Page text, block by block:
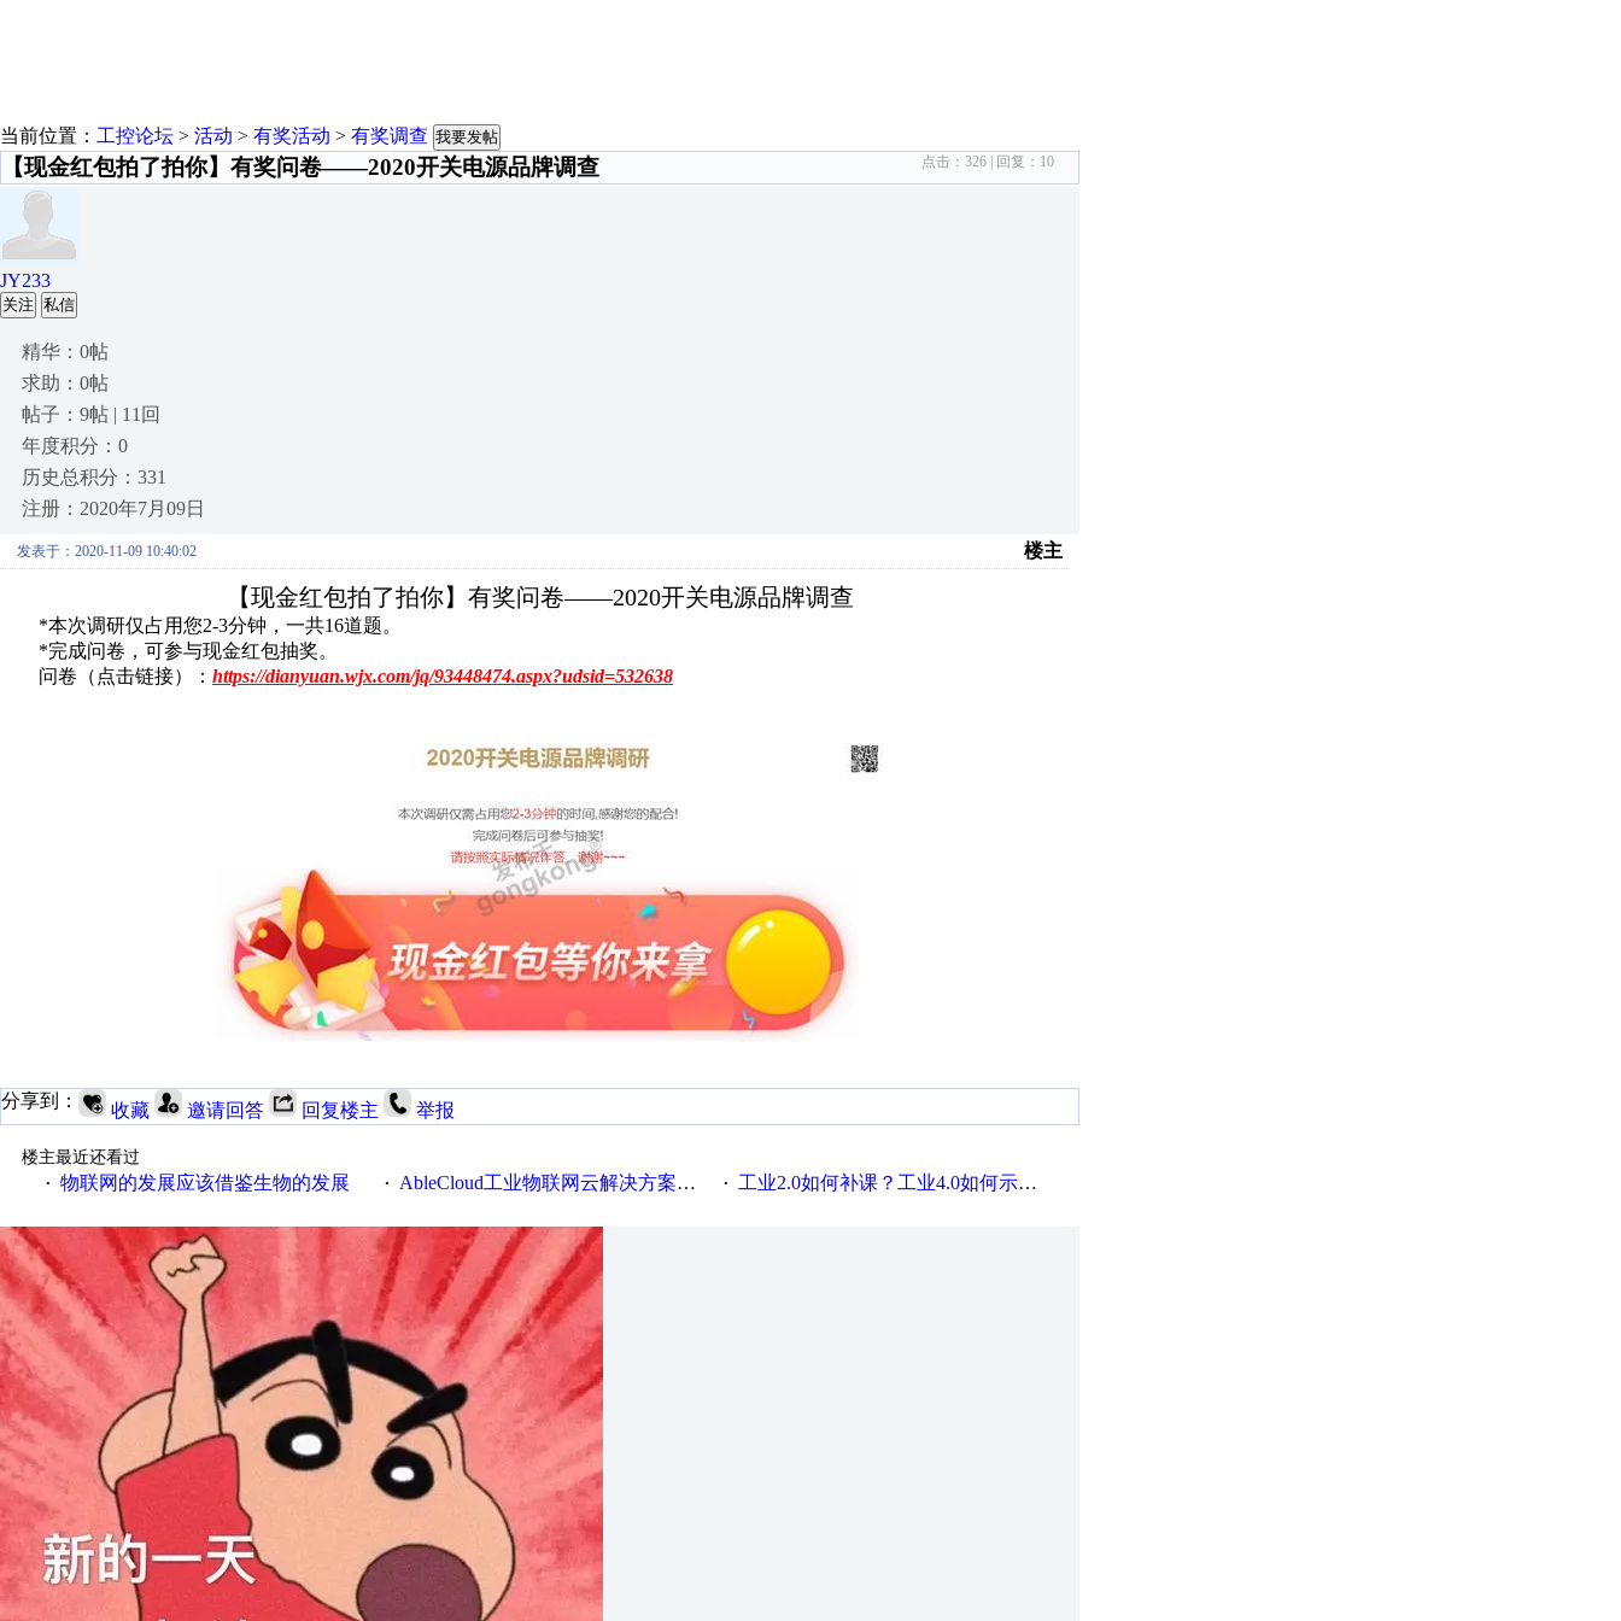
当前位置： 工控论坛 > 活动 > 有奖活动 > 有奖调查 我要发帖
【现金红包拍了拍你】有奖问卷——2020开关电源品牌调查 点击： 326 | 回复： 10
JY233
关注 私信
精华：0帖
求助：0帖
帖子：9帖 | 11回
年度积分：0
历史总积分：331
注册：2020年7月09日
发表于：2020-11-09 10:40:02 楼主
【现金红包拍了拍你】有奖问卷——2020开关电源品牌调查
*本次调研仅占用您2-3分钟，一共16道题。
*完成问卷，可参与现金红包抽奖。
问卷（点击链接）： https://dianyuan.wjx.com/jq/93448474.aspx?udsid=532638
分享到： 收藏 邀请回答 回复楼主 举报
楼主最近还看过
· 物联网的发展应该借鉴生物的发展 · AbleCloud工业物联网云解决方案实践及应用 · 工业2.0如何补课？工业4.0如何示范？